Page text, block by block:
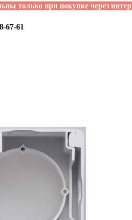
только при покупке через
67-61